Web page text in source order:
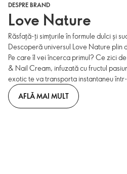
DESPRE BRAND
Love Nature
Răsfață-ți simțurile în formule dulci și
Descoperă universul Love Nature
Pe care îl vei încerca primul? Ce zici
& Nail Cream, infuzată cu fructul
exotic te va transporta instantaneu
AFLĂ MAI MULT